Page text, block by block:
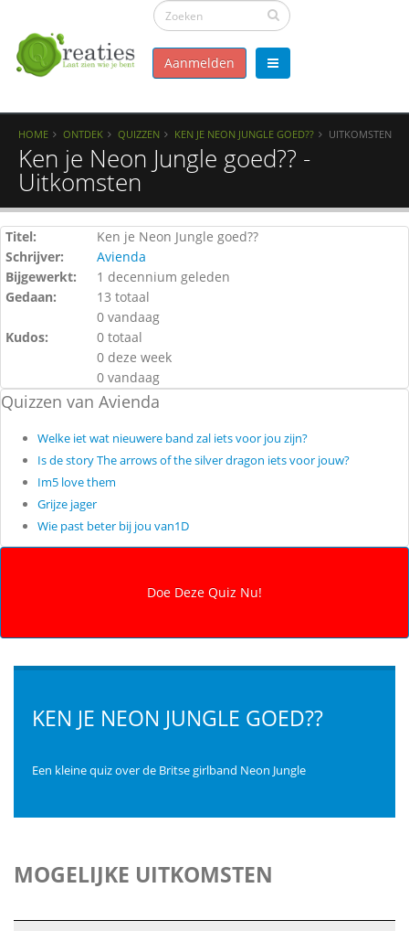
Aanmelden
HOME ONTDEK QUIZZEN KEN JE NEON JUNGLE GOED?? UITKOMSTEN
Ken je Neon Jungle goed?? -
Uitkomsten
Titel:
Ken je Neon Jungle goed??
Schrijver:
Avienda
Bijgewerkt:
1 decennium geleden
Gedaan:
13 totaal
0 vandaag
Kudos:
0 totaal
0 deze week
0 vandaag
Quizzen van Avienda
Welke iet wat nieuwere band zal iets voor jou zijn?
Is de story The arrows of the silver dragon iets voor jouw?
Im5 love them
Grijze jager
Wie past beter bij jou van1D
KEN JE NEON JUNGLE GOED??
Een kleine quiz over de Britse girlband Neon Jungle
MOGELIJKE UITKOMSTEN